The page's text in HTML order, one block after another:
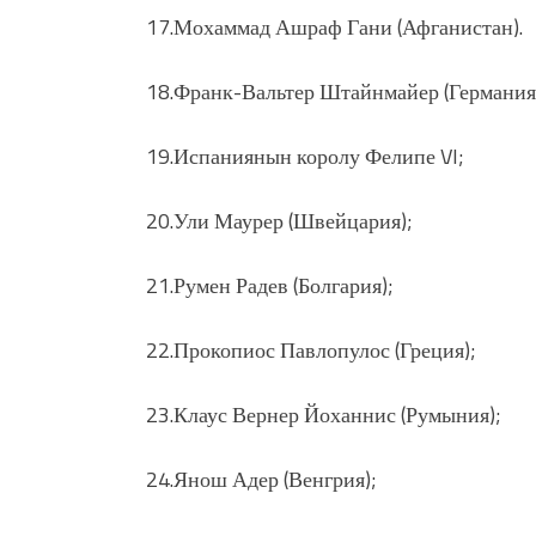
17.Мохаммад Ашраф Гани (Афганистан).
18.Франк-Вальтер Штайнмайер
19.Испаниянын королу Фелипе VI;
20.Ули Маурер (Швейцария);
21.Румен Радев (Болгария);
22.Прокопиос Павлопулос (Греция);
23.Клаус Вернер Йоханнис (Румыния);
24.Янош Адер (Венгрия);